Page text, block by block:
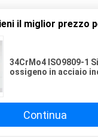
il miglior prezzo
34CrMo4 ISO9809-1
ossigeno in acciaio
Continua